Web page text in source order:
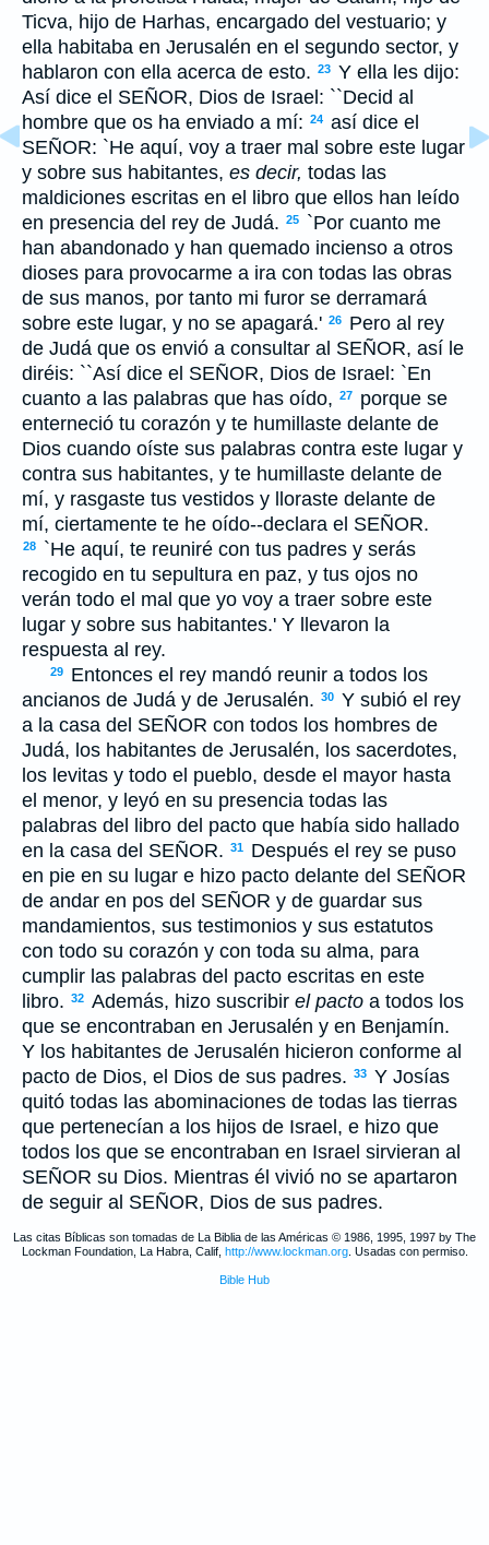
Ticva, hijo de Harhas, encargado del vestuario; y
ella habitaba en Jerusalén en el segundo sector, y
hablaron con ella acerca de esto. 23 Y ella les dijo:
Así dice el SEÑOR, Dios de Israel: ``Decid al
hombre que os ha enviado a mí: 24 así dice el
SEÑOR: `He aquí, voy a traer mal sobre este lugar
y sobre sus habitantes, es decir, todas las
maldiciones escritas en el libro que ellos han leído
en presencia del rey de Judá. 25
`Por cuanto me
han abandonado y han quemado incienso a otros
dioses para provocarme a ira con todas las obras
de sus manos, por tanto mi furor se derramará
sobre este lugar, y no se apagará.' 26
Pero al rey
de Judá que os envió a consultar al SEÑOR, así le
diréis: ``Así dice el SEÑOR, Dios de Israel: `En
cuanto a las palabras que has oído, 27
porque se
enterneció tu corazón y te humillaste delante de
Dios cuando oíste sus palabras contra este lugar y
contra sus habitantes, y te humillaste delante de
mí, y rasgaste tus vestidos y lloraste delante de
mí, ciertamente te he oído--declara el SEÑOR.
28
`He aquí, te reuniré con tus padres y serás
recogido en tu sepultura en paz, y tus ojos no
verán todo el mal que yo voy a traer sobre este
lugar y sobre sus habitantes.' Y llevaron la
respuesta al rey.
29
Entonces el rey mandó reunir a todos los
ancianos de Judá y de Jerusalén. 30 Y subió el rey
a la casa del SEÑOR con todos los hombres de
Judá, los habitantes de Jerusalén, los sacerdotes,
los levitas y todo el pueblo, desde el mayor hasta
el menor, y leyó en su presencia todas las
palabras del libro del pacto que había sido hallado
en la casa del SEÑOR. 31
Después el rey se puso
en pie en su lugar e hizo pacto delante del SEÑOR
de andar en pos del SEÑOR y de guardar sus
mandamientos, sus testimonios y sus estatutos
con todo su corazón y con toda su alma, para
cumplir las palabras del pacto escritas en este
libro. 32 Además, hizo suscribir el pacto a todos los
que se encontraban en Jerusalén y en Benjamín.
Y los habitantes de Jerusalén hicieron conforme al
pacto de Dios, el Dios de sus padres. 33 Y Josías
quitó todas las abominaciones de todas las tierras
que pertenecían a los hijos de Israel, e hizo que
todos los que se encontraban en Israel sirvieran al
SEÑOR su Dios. Mientras él vivió no se apartaron
de seguir al SEÑOR, Dios de sus padres.
Las citas Bíblicas son tomadas de La Biblia de las Américas © 1986, 1995, 1997 by The
Lockman Foundation, La Habra, Calif, http://www.lockman.org. Usadas con permiso.
Bible Hub